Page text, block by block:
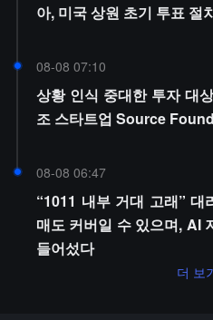
아, 미국 상원 초기 투표 절
08-08 07:10
상황 인식 중대한 투자 대
조 스타트업 Source
08-08 06:47
“1011 내부 거대 고래”
매도 커버일 수 있으며, AI
들어섰다
더 보기